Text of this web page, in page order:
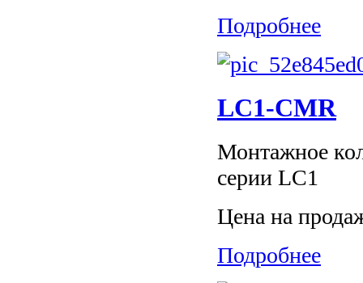
Подробнее
LC1-CMR
Монтажное
серии LC1
Цена на
Подробнее